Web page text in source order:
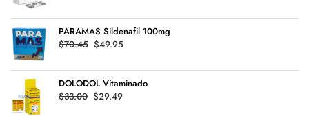
was:
$80.16.
is:
$78.45.
PARAMAS Sildenafil 100mg
$70.45 Original
was:
$70.45.
$49.95
is:
$49.95.
DOLODOL Vitaminado
$33.00 Original
$29.49